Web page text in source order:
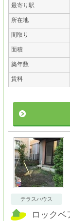
最寄り駅
所在地
間取り
面積
築年数
賃料
テラスハウス
ロックベ